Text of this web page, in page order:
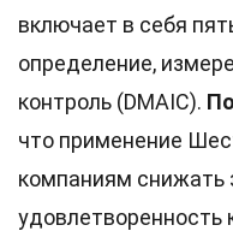
включает в себя
определение,
контроль (DMAIC).
что применение
компаниям снижать
удовлетворенность